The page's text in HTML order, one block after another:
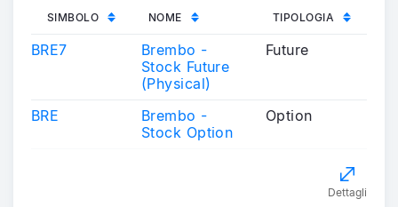
SIMBOLO NOME TIPOLOGIA
BRE7
Brembo -
Stock Future
(Physical)
Future
BRE
Brembo -
Stock Option
Option
Dettagli